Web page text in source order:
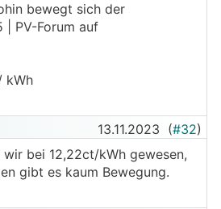
bewegt sich der
| PV-Forum auf
kWh
13.11.2023 (#32)
bei 12,22ct/kWh gewesen,
gibt es kaum Bewegung.